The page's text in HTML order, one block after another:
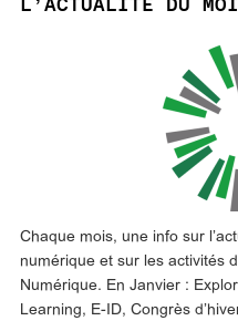
L’ACTUALITÉ DU
Chaque mois, une info sur
numérique et sur les activités
Numérique. En Janvier :
Learning, E-ID, Congrès